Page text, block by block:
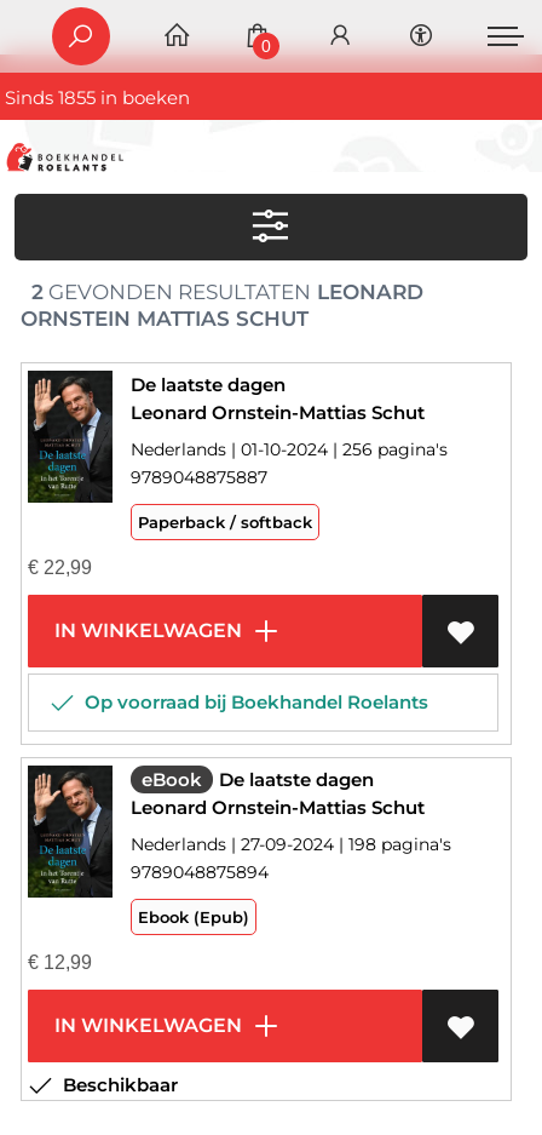
Sinds 1855 in boeken
0
2GEVONDEN RESULTATEN LEONARD
ORNSTEIN MATTIAS SCHUT
De laatste dagen
Leonard Ornstein-Mattias Schut
Nederlands | 01-10-2024 | 256 pagina's
9789048875887
Paperback / softback
€22,99
IN WINKELWAGEN
Op voorraad bij Boekhandel Roelants
eBook
De laatste dagen
Leonard Ornstein-Mattias Schut
Nederlands | 27-09-2024 | 198 pagina's
9789048875894
Ebook (Epub)
€12,99
IN WINKELWAGEN
Beschikbaar